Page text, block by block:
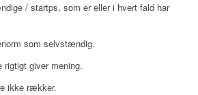
/ startps, som er eller i hvert fald har
som selvstændig.
rigtigt giver mening.
ikke rækker.